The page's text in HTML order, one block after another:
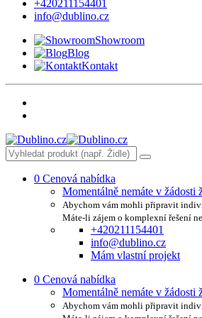
+420211154401
info@dublino.cz
Showroom
Blog
Kontakt
0 Cenová nabídka
Momentálně nemáte v žádosti
Abychom vám mohli připravit
Máte-li zájem o komplexní řešení
+420211154401
info@dublino.cz
Mám vlastní projekt
0 Cenová nabídka
Momentálně nemáte v žádosti
Abychom vám mohli připravit